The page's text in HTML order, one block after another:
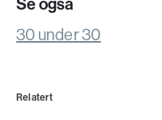
30 under 30
Relatert